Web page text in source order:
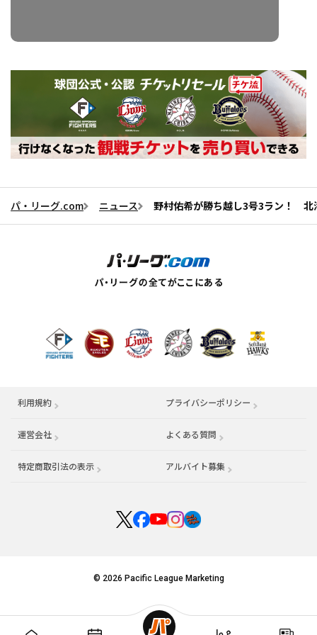
パ・リーグ.com ニュース 野村佑希が勝ち越し3号3ラン！ 北
利用規約 プライバシーポリシー
運営会社 （別ウィンドウで開く） よくある質問
特定商取引法の表示 アルバイト募集 （別ウィンドウで開く
© 2026 Pacific League Marketing